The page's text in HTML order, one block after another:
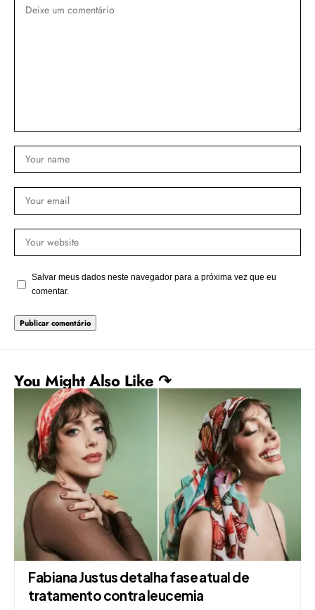
Salvar meus dados neste navegador para a próxima vez que eu
comentar.
You Might Also Like ↷
Fabiana Justus detalha fase atual de
tratamento contra leucemia